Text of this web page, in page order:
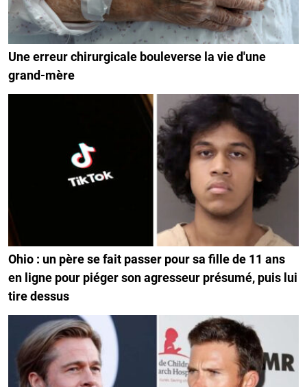
Une erreur chirurgicale bouleverse la vie d'une
grand-mère
Ohio : un père se fait passer pour sa fille de 11 ans
en ligne pour piéger son agresseur présumé, puis lui
tire dessus